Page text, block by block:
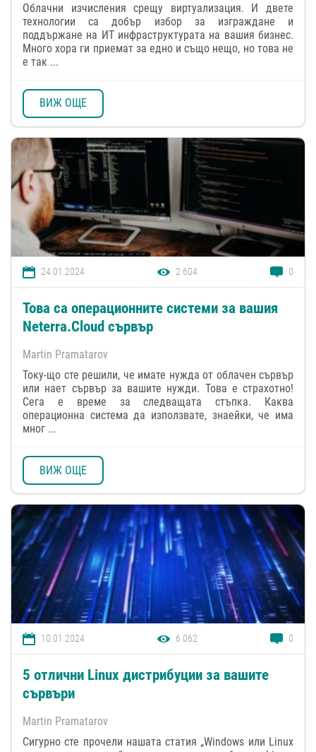
Облачни изчисления срещу виртуализация. И двете
технологии са добър избор за изграждане и
поддържане на ИТ инфраструктурата на вашия бизнес.
Много хора ги приемат за едно и също нещо, но това не
е так ...
ВИЖ ОЩЕ
24.01.2024 2 604 0
Това са операционните системи за вашия
Neterra.Cloud сървър
Martin Pramatarov
Току-що сте решили, че имате нужда от облачен сървър
или нает сървър за вашите нужди. Това е страхотно!
Сега е време за следващата стъпка. Каква
операционна система да използвате, знаейки, че има
мног ...
ВИЖ ОЩЕ
10.01.2024 6 062 0
5 отлични Linux дистрибуции за вашите
сървъри
Martin Pramatarov
Сигурно сте прочели нашата статия „Windows или Linux